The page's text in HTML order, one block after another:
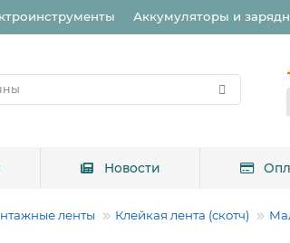
Аккумуляторы и
Новости
ленты Клейкая лента (скотч)